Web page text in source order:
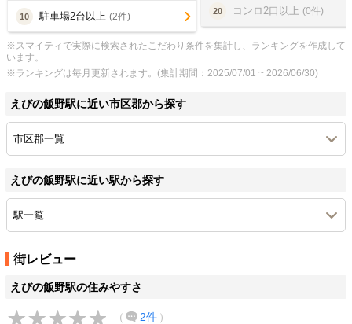
10 駐車場2台以上 (2件)
20 コンロ2口以上 (0件)
※スマイティで実際に検索されたこだわり条件を集計し、ランキングを作成して
います。
※ランキングは毎月更新されます。(集計期間：2025/07/01 ~ 2026/06/30)
えびの飯野駅に近い市区郡から探す
市区郡一覧
えびの飯野駅に近い駅から探す
駅一覧
街レビュー
えびの飯野駅の住みやすさ
（ 2件 ）